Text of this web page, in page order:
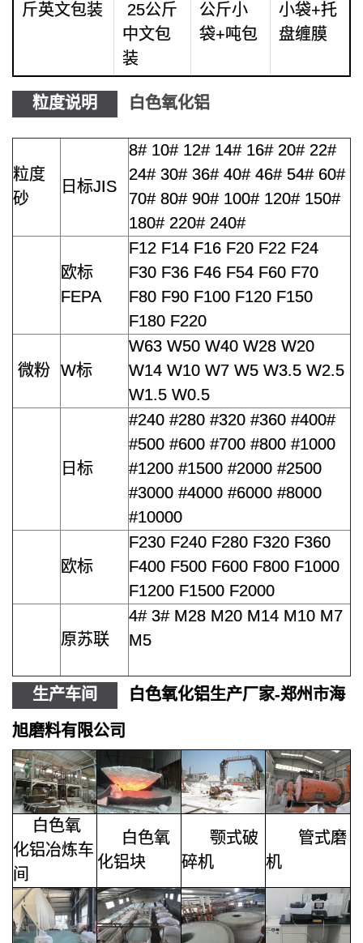
斤英文包装
25公斤
中文包
装
公斤小
袋+吨包
小袋+托
盘缠膜
粒度说明 白色氧化铝
粒度
砂
日标JIS
8# 10# 12# 14# 16# 20# 22#
24# 30# 36# 40# 46# 54# 60#
70# 80# 90# 100# 120# 150#
180# 220# 240#
欧标
FEPA
F12 F14 F16 F20 F22 F24
F30 F36 F46 F54 F60 F70
F80 F90 F100 F120 F150
F180 F220
微粉 W标
W63 W50 W40 W28 W20
W14 W10 W7 W5 W3.5 W2.5
W1.5 W0.5
日标
#240 #280 #320 #360 #400#
#500 #600 #700 #800 #1000
#1200 #1500 #2000 #2500
#3000 #4000 #6000 #8000
#10000
欧标
F230 F240 F280 F320 F360
F400 F500 F600 F800 F1000
F1200 F1500 F2000
原苏联
4# 3# M28 M20 M14 M10 M7
M5
生产车间 白色氧化铝生产厂家-郑州市海
旭磨料有限公司
白色氧
化铝冶炼车
间
白色氧
化铝块
颚式破
碎机
管式磨
机